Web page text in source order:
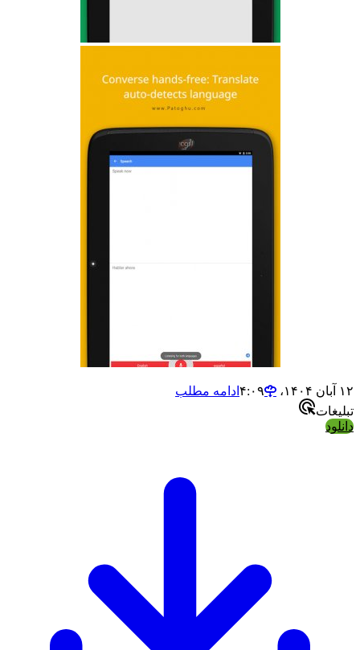
۱۴۰۴،‏ ۴:۰۹
ادامه مطلب